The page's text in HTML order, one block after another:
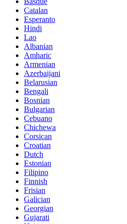
Catalan
Esperanto
Hindi
Lao
Albanian
Amharic
Armenian
Azerbaijani
Belarusian
Bengali
Bosnian
Bulgarian
Cebuano
Chichewa
Corsican
Croatian
Dutch
Estonian
Filipino
Finnish
Frisian
Galician
Georgian
Gujarati